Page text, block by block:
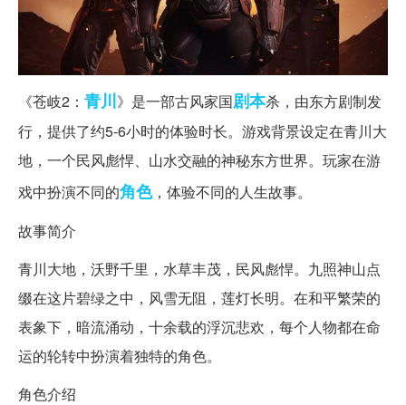
《苍岐2： 青川》是一部古风家国剧本杀，由东方剧制发
行，提供了约5-6小时的体验时长。游戏背景设定在青川大
地，一个民风彪悍、山水交融的神秘东方世界。玩家在游
戏中扮演不同的角色，体验不同的人生故事。
故事简介
青川大地，沃野千里，水草丰茂，民风彪悍。九照神山点
缀在这片碧绿之中，风雪无阻，莲灯长明。在和平繁荣的
表象下，暗流涌动，十余载的浮沉悲欢，每个人物都在命
运的轮转中扮演着独特的角色。
角色介绍